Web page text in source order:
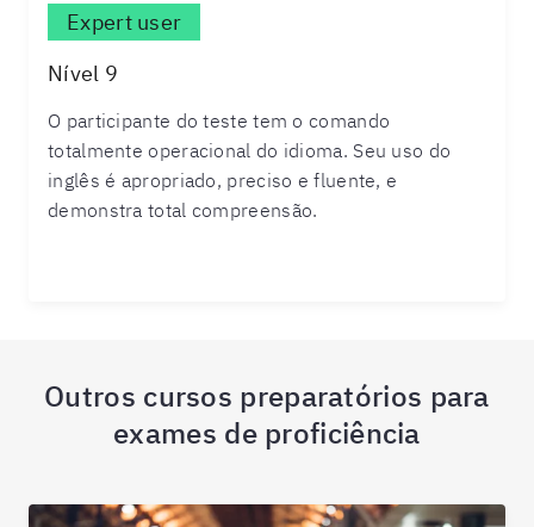
Expert user
Nível 9
O participante do teste tem o comando
totalmente operacional do idioma. Seu uso do
inglês é apropriado, preciso e fluente, e
demonstra total compreensão.
Outros cursos preparatórios para
exames de proficiência